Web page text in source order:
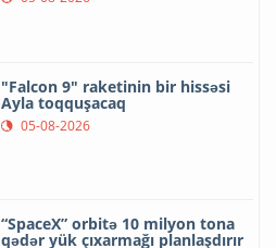
"Falcon 9" raketinin bir hissəsi
Ayla toqquşacaq
05-08-2026
“SpaceX” orbitə 10 milyon tona
qədər yük çıxarmağı planlaşdırır